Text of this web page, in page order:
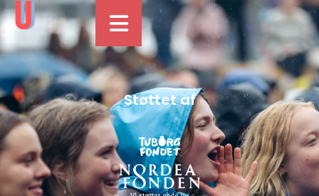
Støttet af